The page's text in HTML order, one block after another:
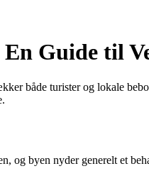
Guide til
både turister og lokale
og byen nyder generelt et